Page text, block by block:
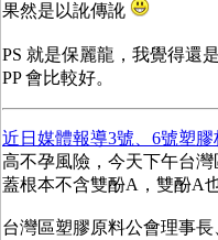
果然是以訛傳訛
PS 就是保麗龍，我覺得還
PP 會比較好。
近日媒體報導3號、6號塑膠
高不孕風險，今天下午台
蓋根本不含雙酚A，雙酚A
台灣區塑膠原料公會理事